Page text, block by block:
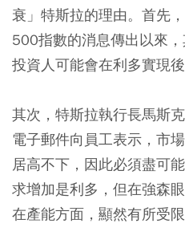
衰」特斯拉的理由。首先
500指數的消息傳出以來
投資人可能會在利多實現後
其次，特斯拉執行長馬斯
電子郵件向員工表示，市
居高不下，因此必須盡可
求增加是利多，但在強森
在產能方面，顯然有所受限